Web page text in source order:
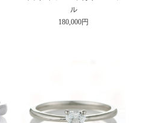
ル
180,000円